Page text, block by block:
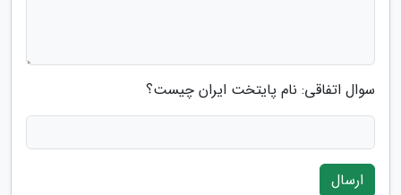
سوال اتفاقی: نام پایتخت ایران چیست؟
ارسال